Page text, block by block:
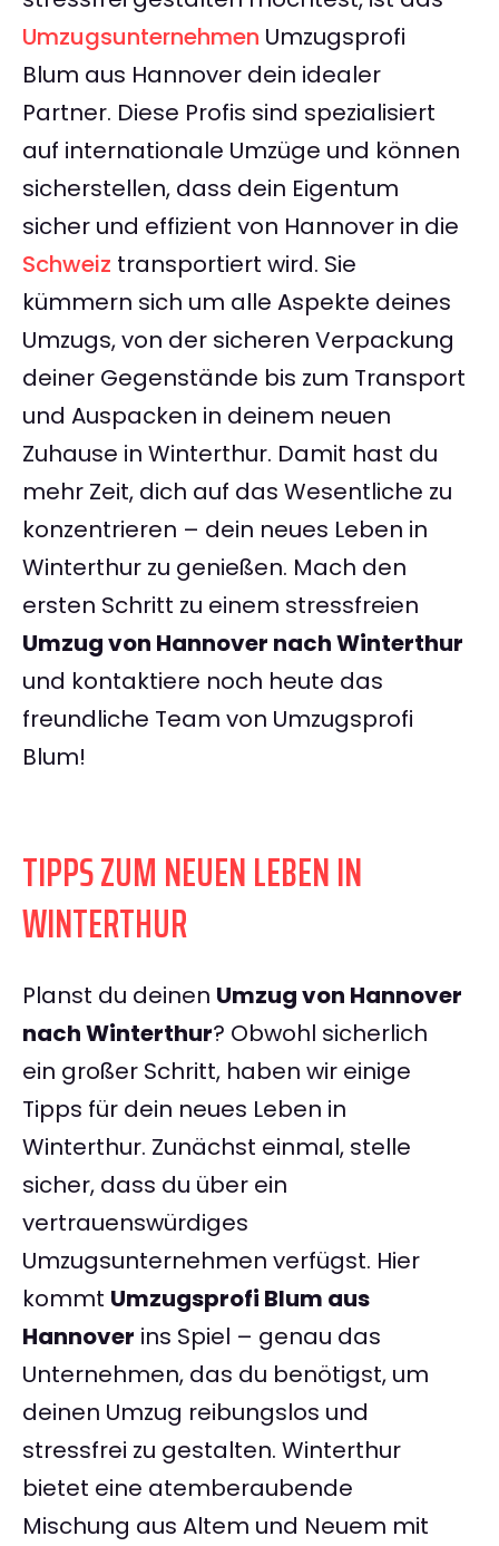
Umzugsunternehmen Umzugsprofi
Blum aus Hannover dein idealer
Partner. Diese Profis sind spezialisiert
auf internationale Umzüge und können
sicherstellen, dass dein Eigentum
sicher und effizient von Hannover in die
Schweiz transportiert wird. Sie
kümmern sich um alle Aspekte deines
Umzugs, von der sicheren Verpackung
deiner Gegenstände bis zum Transport
und Auspacken in deinem neuen
Zuhause in Winterthur. Damit hast du
mehr Zeit, dich auf das Wesentliche zu
konzentrieren – dein neues Leben in
Winterthur zu genießen. Mach den
ersten Schritt zu einem stressfreien
Umzug von Hannover nach Winterthur
und kontaktiere noch heute das
freundliche Team von Umzugsprofi
Blum!
TIPPS ZUM NEUEN LEBEN IN
WINTERTHUR
Planst du deinen Umzug von Hannover
nach Winterthur? Obwohl sicherlich
ein großer Schritt, haben wir einige
Tipps für dein neues Leben in
Winterthur. Zunächst einmal, stelle
sicher, dass du über ein
vertrauenswürdiges
Umzugsunternehmen verfügst. Hier
kommt Umzugsprofi Blum aus
Hannover ins Spiel – genau das
Unternehmen, das du benötigst, um
deinen Umzug reibungslos und
stressfrei zu gestalten. Winterthur
bietet eine atemberaubende
Mischung aus Altem und Neuem mit